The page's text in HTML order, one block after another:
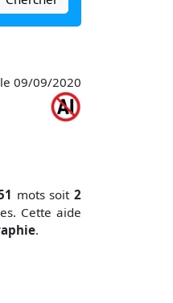
09/09/2020
mots soit 2
Cette aide
.